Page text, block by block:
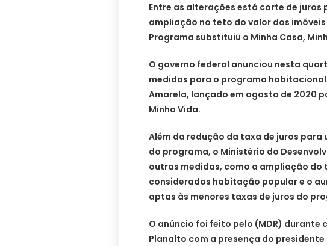
Entre as alterações está corte de
ampliação no teto do valor dos
Programa substituiu o Minha Casa,
O governo federal anunciou nesta
medidas para o programa habitacional
Amarela, lançado em agosto de 2020
Minha Vida.
Além da redução da taxa de juros
do programa, o Ministério do
outras medidas, como a ampliação do
considerados habitação popular e o
aptas às menores taxas de juros do
O anúncio foi feito pelo (MDR) durante
Planalto com a presença do presidente